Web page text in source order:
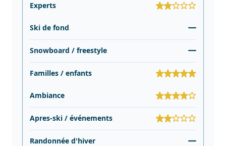
Experts
Ski de fond
Snowboard / freestyle
Familles / enfants
Ambiance
Apres-ski / événements
Randonnée d'hiver